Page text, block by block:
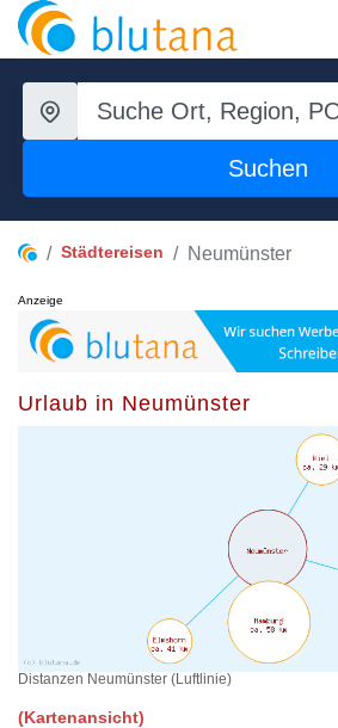
Suchen
Städtereisen Neumünster
Anzeige
Urlaub in Neumünster
Distanzen Neumünster (Luftlinie)
(Kartenansicht)